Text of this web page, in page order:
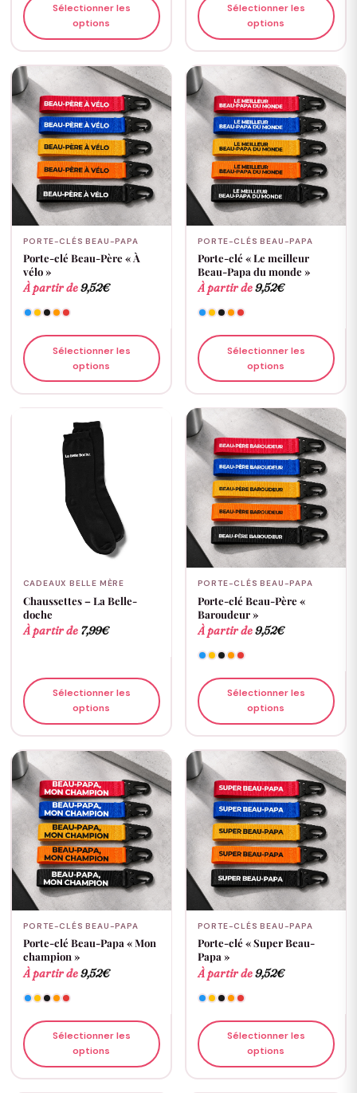
Sélectionner les
options
Sélectionner les
options
PORTE-CLÉS BEAU-PAPA
Porte-clé Beau-Père « À
vélo »
À partir de9,52€
Sélectionner les
options
PORTE-CLÉS BEAU-PAPA
Porte-clé « Le meilleur
Beau-Papa du monde »
À partir de9,52€
Sélectionner les
options
CADEAUX BELLE MÈRE
Chaussettes – La Belle-
doche
À partir de 7,99€
Sélectionner les
options
PORTE-CLÉS BEAU-PAPA
Porte-clé Beau-Père «
Baroudeur »
À partir de9,52€
Sélectionner les
options
PORTE-CLÉS BEAU-PAPA
Porte-clé Beau-Papa « Mon
champion »
À partir de9,52€
Sélectionner les
options
PORTE-CLÉS BEAU-PAPA
Porte-clé « Super Beau-
Papa »
À partir de9,52€
Sélectionner les
options